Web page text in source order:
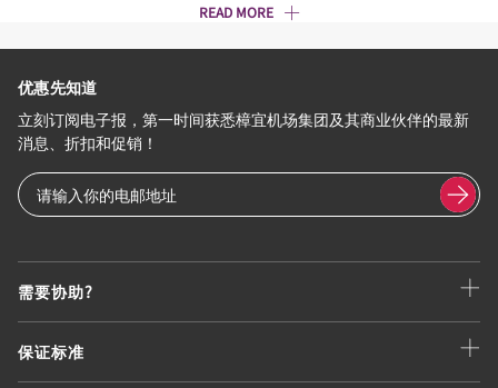
READ MORE
需要协助?
保证标准
优惠先知道
立刻订阅电子报，第一时间获悉樟宜机场集团及其商业伙伴的最新
消息、折扣和促销！